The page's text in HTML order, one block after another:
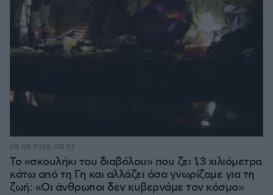
Το «σκουλήκι του διαβόλου» που ζει 1,3 χιλιόμετρα
κάτω από τη Γη και αλλάζει όσα γνωρίζαμε για τη
ζωή: «Οι άνθρωποι δεν κυβερνάμε τον κόσμο»
08.08.2026, 08:57